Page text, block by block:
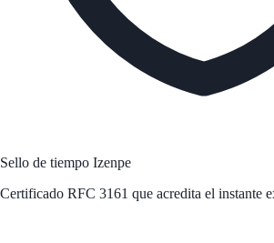
Sello de tiempo Izenpe
Certificado RFC 3161 que acredita el instante